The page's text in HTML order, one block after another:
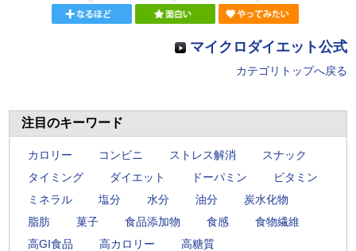
マイクロダイエット公式
カテゴリトップへ戻る
注目のキーワード
カロリー コンビニ ストレス解消
スナック
タイミング
ダイエット ドーパミン
ビタミン
ミネラル
塩分 水分 油分
炭水化物
脂肪
菓子 食品添加物 食感
食物繊維
高GI食品
高カロリー 高糖質